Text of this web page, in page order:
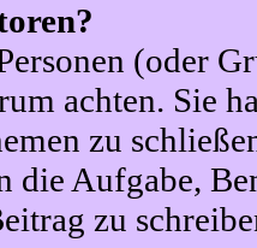
(oder
achten. Sie
zu
die Aufgabe,
zu